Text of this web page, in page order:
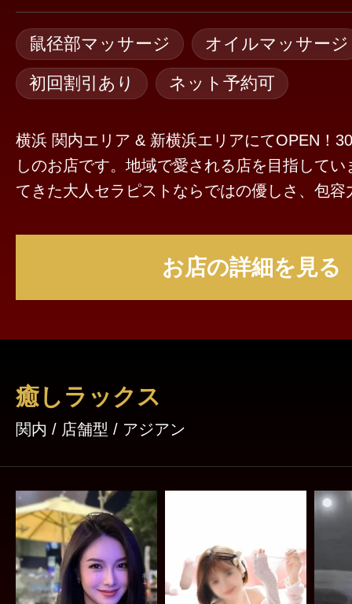
鼠径部マッサージ
オイルマッサージ
初回割引あり
ネット予約可
横浜 関内エリア & 新横浜エリアにてOPEN！
しのお店です。地域で愛される店を目指しています☆ 年
てきた大人セラピストならではの優しさ、包
お店の詳細を見る
癒しラックス
関内 / 店舗型 / アジアン